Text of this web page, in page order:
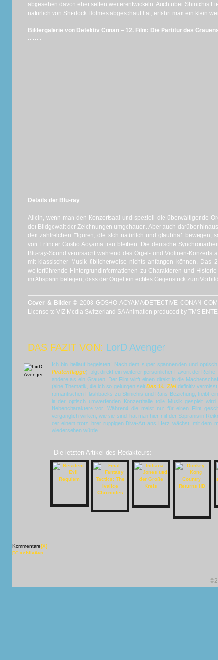
abgesehen davon eher selten weiterentwickeln. Auch über Shinichis
natürlich von Sherlock Holmes abgeschaut hat, erfährt man ein klein
Bildergalerie von Detektiv Conan – 12. Film: Die Partitur des
Details der Blu-ray
Allein, wenn man den Konzertsaal und speziell die überwältigende
der Bildgewalt der Zeichnungen umgehauen. Aber auch darüber
den zahlreichen Figuren, die sich natürlich und glaubhaft bewegen,
von Erfinder Gosho Aoyama treu bleiben. Die deutsche
Blu-ray-Sound verursacht während des Orgel- und Violinen-Konzerts
mit klassischer Musik üblicherweise nichts anfangen können. Das
weiterführende Hintergrundinformationen zu Charakteren und
im Abspann belegen, dass der Orgel ein echtes Gegenstück zum
Cover & Bilder © 2008 GOSHO AOYAMA/DETECTIVE CONAN
License to VIZ Media Switzerland SA Animation produced by TMS
DAS FAZIT VON: LorD Avenger
Ich bin hellauf begeistert! Nach dem super spannenden und
Piratenflagge) folgt direkt ein weiterer persönlicher Favorit der
andere als ein Grauen. Der Film wirft einen direkt in die
(eine Thematik, die ich so gelungen seitDas 14. Zieldefinitiv vermisst
romantischen Flashbacks zu Shinichis und Rans Beziehung, treibt
in der optisch umwerfenden Konzerthalle tolle Musik gespielt
Nebencharaktere vor. Während die meist nur für einen Film
vergänglich wirken, wie sie sind, hat man hier mit der Sopranistin
der einem trotz ihrer ruppigen Diva-Art ans Herz wächst, mit dem
wiedersehen würde.
Die letzten Artikel des Redakteurs:
Kommentare[X]
[X] schließen